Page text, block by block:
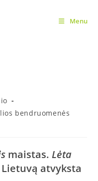
Menu
bendruomenės
maistas.Lėta
atvyksta